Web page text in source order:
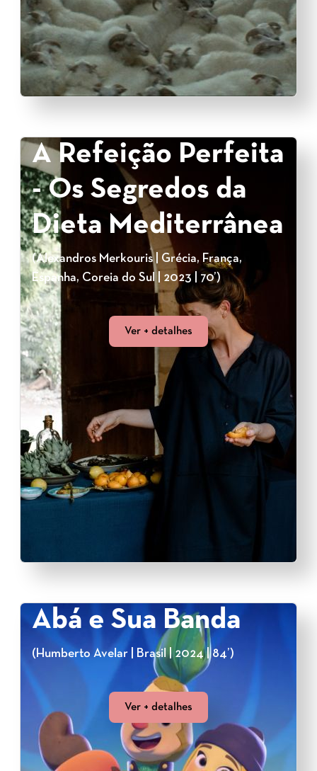
A Refeição Perfeita
- Os Segredos da
Dieta Mediterrânea
(Alexandros Merkouris | Grécia, França,
Espanha, Coreia do Sul | 2023 | 70’)
Ver + detalhes
Abá e Sua Banda
(Humberto Avelar | Brasil | 2024 | 84’)
Ver + detalhes